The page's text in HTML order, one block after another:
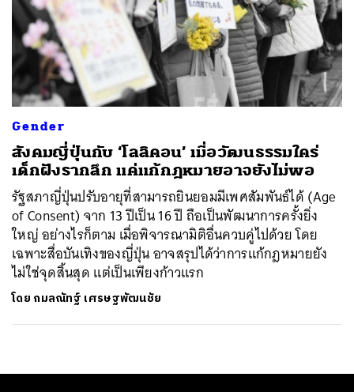
Gender
สังคมญี่ปุ่นกับ ‘โลลิคอน’ เมื่อวัฒนธรรมใคร่
เด็กฝังรากลึก แค่แก้กฎหมายอาจยังไม่พอ
รัฐสภาญี่ปุ่นปรับอายุที่สามารถยินยอมมีเพศสัมพันธ์ได้ (Age
of Consent) จาก 13 ปีเป็น 16 ปี ถือเป็นพัฒนาการครั้งยิ่ง
ใหญ่ อย่างไรก็ตาม เมื่อพิจารณามิติอื่นควบคู่ไปด้วย โดย
เฉพาะสื่อบันเทิงของญี่ปุ่น อาจสรุปได้ว่าการแก้กฎหมายยัง
ไม่ใช่จุดสิ้นสุด แต่เป็นเพียงก้าวแรก
โดย กมลณัทฐ์ เศรษฐพัฒนชัย
ค้นหา
SHARE TWEET LINE EMAIL